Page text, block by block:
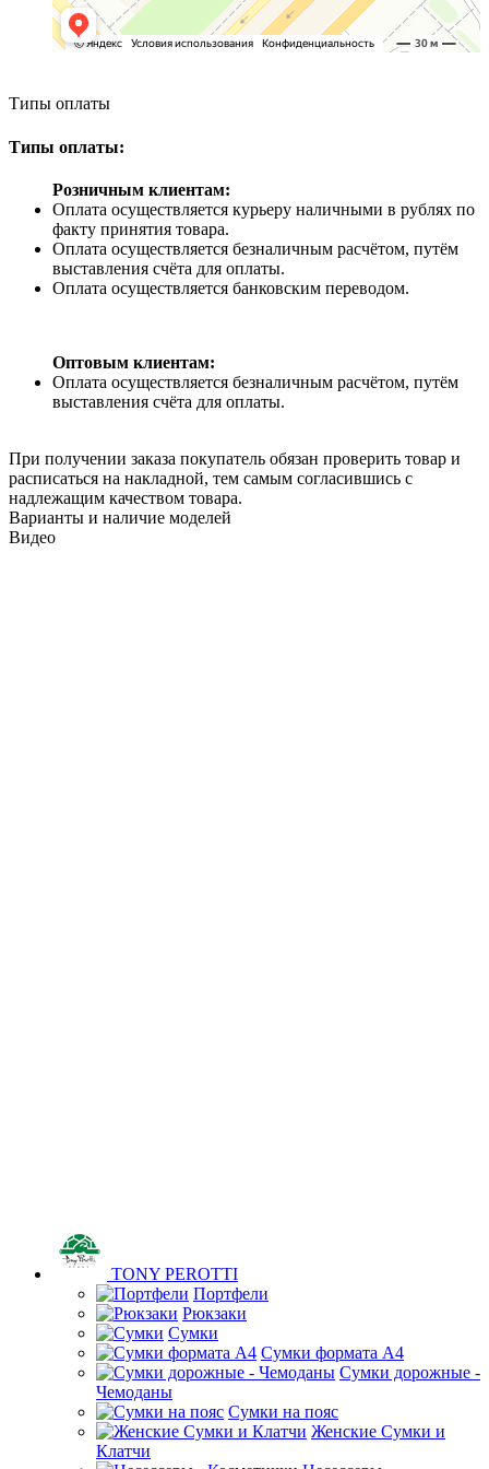
Типы оплаты
Типы оплаты:
Розничным клиентам:
Оплата осуществляется курьеру наличными в рублях по
факту принятия товара.
Оплата осуществляется безналичным расчётом, путём
выставления счёта для оплаты.
Оплата осуществляется банковским переводом.
Оптовым клиентам:
Оплата осуществляется безналичным расчётом, путём
выставления счёта для оплаты.
При получении заказа покупатель обязан проверить товар и
расписаться на накладной, тем самым согласившись с
надлежащим качеством товара.
Варианты и наличие моделей
Видео
TONY PEROTTI
Портфели
Рюкзаки
Сумки
Сумки формата А4
Сумки дорожные -
Чемоданы
Сумки на пояс
Женские Сумки и
Клатчи